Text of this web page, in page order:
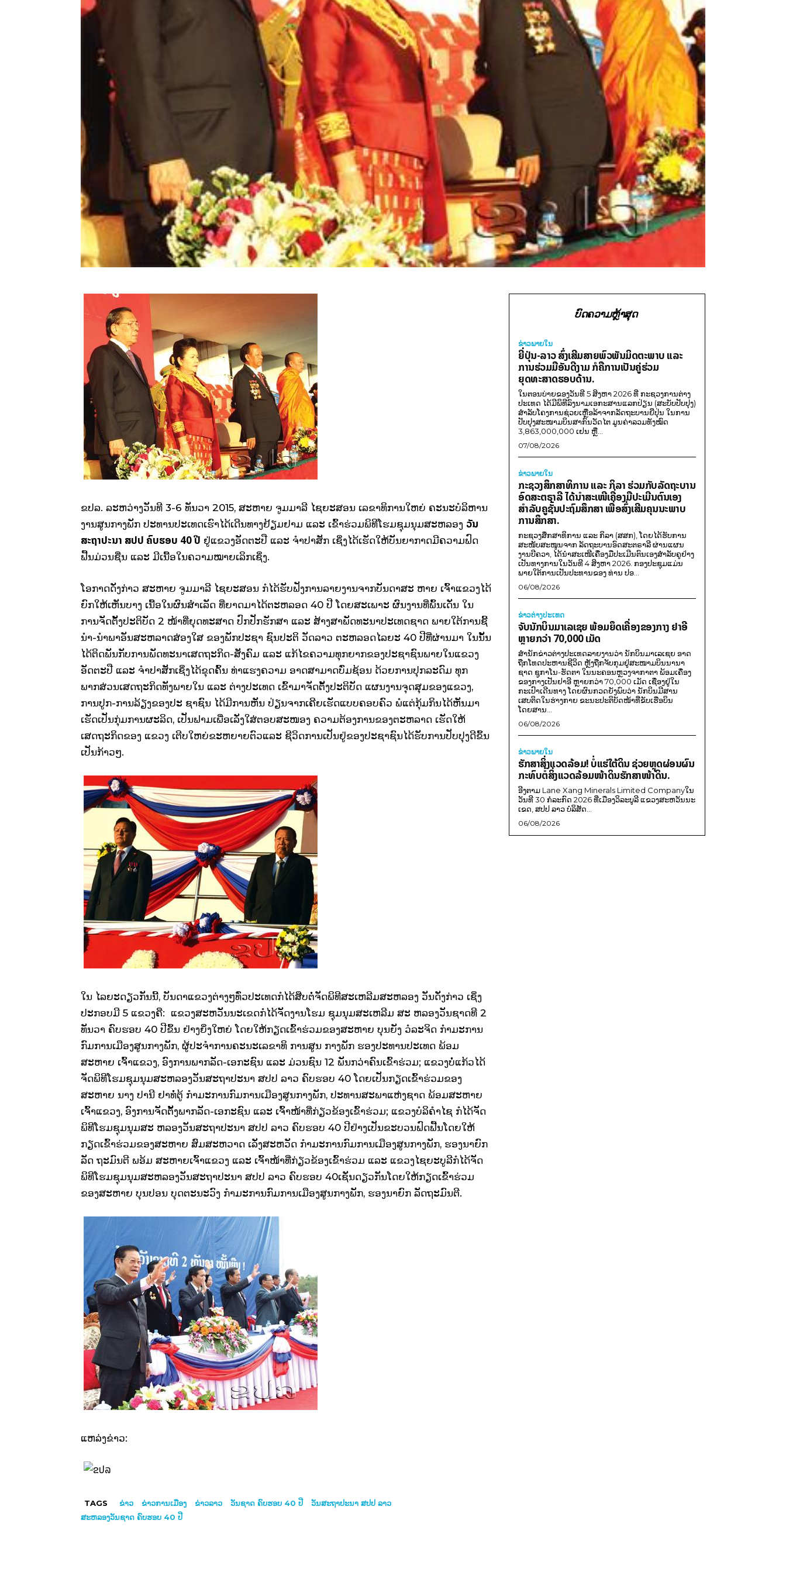
ຂປລ. ລະຫວ່າງ​ວັນ​ທີ 3-6 ທັນວາ 2015, ສະຫາຍ ຈູມ​ມາລີ ​ໄຊ​ຍະ​ສອນ ​ເລຂາທິການ​ໃຫຍ່ ຄະນະ​ບໍລິຫານ​
ງານ​ສູນ​ກາງ​ພັກ ປະທານ​ປະ​ເທດ​​ເຮົາ​ໄດ້​​​ເດີນທາງຢ້ຽມຢາມ ​ແລະ ເຂົ້າຮ່ວມພິທີ​ໂຮມ​ຊຸມນຸມ​ສະຫລອງ​ ວັນ​
ສະຖາປະນາ ສປປ ຄົບຮອບ 40 ປີ ຢູ່​ແຂວງ​ອັດ​ຕະປື ​ແລະ ຈໍາປາ​ສັກ ​ເຊິ່ງໄດ້ເຮັດໃຫ້ບັນຍາກາດມີຄວາມຟົດ
ຟື້ນມ່ວນຊື່ນ ແລະ ມີເນື້ອໃນຄວາມໝາຍເລິກເຊິ່ງ.
ໂອກາດ​ດັ່ງກ່າວ ສະຫາຍ ຈູມ​ມາລີ ​ໄຊ​ຍະ​ສອນ​ ກໍໄດ້​ຮັບ​ຟັງການ​ລາຍງານ​ຈາກບັນດາ​ສະ ຫາຍ ​ເຈົ້າ​ແຂວງ​ໄດ້​
ຍົກ​ໃຫ້​ເຫັນບາງ ​ເນື້ອ​ໃນຜົນ​ສໍາ​ເລັດ ​ທີ່​ຍາດ​ມາ​ໄດ້​ຕະຫລອດ 40 ປີ ​ໂດຍ​ສະ​ເພາະ ຜົນງານທີ່ພົ້ນເດັ່ນ ໃນ
ການຈັດຕັ້ງປະຕິບັດ 2 ໜ້າທີ່ຍຸດທະສາດ ປົກປັກຮັກສາ ແລະ ສ້າງສາພັດທະນາປະເທດຊາດ ພາຍໃຕ້ການຊີ້
ນໍາ-ນໍາພາອັນສະຫລາດສ່ອງໃສ ຂອງພັກປະຊາ ຊົນປະຕິ ວັດລາວ ຕະຫລອດໄລຍະ 40 ປີທີ່ຜ່ານມາ ​ໃນ​ນັ້ນ​
ໄດ້​ຕິດ​ພັນກັບການພັດທະນາເສດຖະກິດ-ສັງຄົມ ແລະ ແກ້ໄຂຄວາມທຸກຍາກຂອງປະຊາຊົນພາຍ​ໃນ​ແຂວງ
ອັດ​ຕະປື ​ແລະ ​ຈຳປາ​ສັກ​ເຊິ່ງ​ໄດ້ຂຸດຄົ້ນ ທ່າແຮງຄວາມ ອາດສາມາດບົ່ມຊ້ອນ ດ້ວຍການປຸກລະດົມ ທຸກ
ພາກສ່ວນເສດຖະກິດທັງພາຍໃນ ແລະ ຕ່າງປະເທດ ເຂົ້າມາຈັດຕັ້ງປະຕິບັດ ແຜນງານຈຸດສຸມຂອງແຂວງ,
ການປູກ-ການລ້ຽງຂອງປະ ຊາຊົນ ໄດ້ມີການຫັນ ປ່ຽນຈາກເຄີຍເຮັດແບບຄອບຄົວ ພໍ​ແຕ່​ກຸ້ມ​ກິນ​ໄດ້ຫັນມາ
ເຮັດເປັນກຸ່ມການ​ຜະລິດ, ເປັນຟາມ​ເພື່ອ​ເລັ່ງ​ໃສ່​ຕອບ​ສະໜອງ ຄວາມຕ້ອງການຂອງຕະຫລາດ ເຮັດໃຫ້
ເສດຖະກິດຂອງ ແຂວງ ເຕີບໃຫຍ່ຂະຫຍາຍຕົວ​ແລະ ຊີວິດ​ການ​ເປັນ​ຢູ່​ຂອງ​ປະຊາຊົນ​​ໄດ້​ຮັບ​ການ​ປັບປຸງດີ​ຂຶ້ນ​
ເປັນກ້າວໆ.
ໃນ ​ໄລຍະ​ດຽວ​ກັນ​ນີ້, ບັນດາ​ແຂວງ​ຕ່າງໆ​ທົ່ວ​ປະ​ເທດ​ກໍ​​ໄດ້​ສືບ​ຕໍ່​ຈັດ​ພິທີ​ສະ​ເຫລີ​ມສະຫລອງ​ ວັນ​ດັ່ງກ່າວ ​ເຊິ່ງ
ປະກອບ​ມີ 5 ​ແຂວງ​ຄື: ແຂວງສະຫວັນນະເຂດກໍໄດ້ຈັດງານໂຮມ ຊຸມນຸມສະເຫລີມ ສະ ຫລອງວັນຊາດທີ 2
ທັນວາ ຄົບຮອບ 40 ປີຂຶ້ນ ຢ່າງຍິ່ງໃຫຍ່ ໂດຍ​ໃຫ້​ກຽດ​ເຂົ້າ​ຮ່ວມ​ຂອງສະຫາຍ ບຸນຍັງ ວໍລະຈິດ ກຳມະການ
ກົມການເມືອງສູນກາງພັກ, ຜູ້ປະຈຳການຄະນະເລຂາທິ ການສູນ ກາງພັກ ຮອງປະທານປະເທດ ພ້ອມ
ສະຫາຍ ​ເຈົ້າ​ແຂວງ, ອົງການ​ພາກ​ລັດ-​ເອກະ​ຊົນ ​ແລະ ມ່ວນ​ຊົນ 12 ພັນ​ກວ່າ​ຄົນ​ເຂົ້າ​ຮ່ວມ; ແຂວງ​ບໍ່​ແກ້ວ​ໄດ້​
ຈັດ​ພິທີໂຮມ​ຊຸມນຸມ​ສະຫລອງວັນ​ສະຖາປະນາ​ ສປປ ລາວ​ ຄົບຮອບ 40 ​ ໂດຍ​ເປັນ​ກຽດ​ເຂົ້າ​ຮ່ວມ​ຂອງ
ສະຫາຍ ນາງ ປານີ ຢາ​ທໍ່​ຕູ້ ກໍາມະການ​ກົມ​ການ​ເມືອງ​ສູນ​ກາງພັກ, ປະທານ​ສະພາ​ແຫ່ງ​ຊາດ ພ້ອມ​ສະຫາຍ ​
ເຈົ້າ​ແຂວງ, ອົງການ​ຈັດ​ຕັ້ງ​ພາກ​ລັດ-​ເອກະ​ຊົນ ​ແລະ ​ເຈົ້າ​ໜ້າ​ທີ່​ກ່ຽວຂ້ອງ​ເຂົ້າ​ຮ່ວມ; ແຂວງ​ບໍລິ​ຄໍາ​ໄຊ​ ກໍ​ໄດ້​ຈັດ​
ພິທີໂຮມ​ຊຸມນຸມ​ສະ ຫລອງວັນ​ສະຖາປະນາ​ ສປປ ລາວ​ ຄົບຮອບ 40 ປີ​ຢ່າງ​ເປັນ​ຂະ​ບວນຟົດ​ຟື້ນ​ໂດຍ​ໃຫ້​
ກຽດ​ເຂົ້າ​ຮ່ວມ​ຂອງສະຫາຍ ສົມ​ສະຫວາດ ​ເລັ່ງສະຫວັດ ກໍາມະການ​ກົມ​ການ​ເມືອງ​ສູນ​ກາງ​ພັກ, ຮອງ​ນາຍົກ
ລັດ ຖະມົນຕີ ພອ້ມ ສະຫາຍ​ເຈົ້າ​ແຂວງ ​ແລະ ​ເຈົ້າ​ໜ້າ​ທີ່​ກ່ຽວຂ້ອງ​ເຂົ້າ​ຮ່ວມ ​ແລະ ​ແຂວງ​ໄຊ​ຍະ​ບູລີ​ກໍໄດ້​ຈັດ
ພິທີໂຮມ​ຊຸມນຸມ​ສະຫລອງວັນ​ສະຖາປະນາ​ ສປປ ລາວ​ ຄົບຮອບ 40​ເຊັ່ນ​ດຽວ​ກັນ​ໂດຍ​ໃຫ້​ກຽດ​ເຂົ້າ​ຮ່ວມ​
ຂອງສະຫາຍ ບຸນ​ປອນ ບຸດ​ຕະນະ​ວົງ ກໍາມະການ​ກົມ​ການ​ເມືອງ​ສູນ​ກາງພັກ, ຮອງ​ນາຍົກ ລັດຖະມົນຕີ.
ແຫລ່ງຂ່າວ:
TAGS ຂ່າວ ຂ່າວການເມືອງ ຂ່າວລາວ ວັນຊາດ ຄົບຮອບ 40 ປີ
ວັນສະຖາປະນາ ສປປ ລາວ
ສະຫລອງວັນຊາດ ຄົບຮອບ 40 ປີ
ບົດຄວາມຫຼ້າສຸດ
ຂ່າວພາຍ​ໃນ
ຍີ່ປຸ່ນ-ລາວ ສົ່ງເສີມສາຍພົວພັນມິດຕະພາບ ແລະ
ການຮ່ວມມືອັນດີງາມ ກໍຄືການເປັນຄູ່ຮ່ວມ
ຍຸດທະສາດຮອບດ້ານ.
ໃນຕອນບ່າຍຂອງວັນທີ 5 ສິງຫາ 2026 ທີ່ ກະຊວງການຕ່າງ
ປະເທດ ໄດ້ມີພິທີລົງນາມເອກະສານແລກປ່ຽນ (ສະບັບປັບປຸງ)
ສໍາລັບໂຄງການຊ່ວຍເຫຼືອລ້າຈາກລັດຖະບານຍີ່ປຸ່ນ ໃນການ
ປັບປຸງສະໜາມບິນສາກົນວັດໄຕ ມູນຄ່າລວມທັງໝົດ
3,863,000,000 ເຢນ ຫຼື...
07/08/2026
ຂ່າວພາຍ​ໃນ
ກະຊວງສຶກສາທິການ ແລະ ກິລາ ຮ່ວມກັບລັດຖະບານ
ອົດສະຕຣາລີ ໄດ້ນຳສະເໜີເຄື່ອງມືປະເມີນຕົນເອງ
ສຳລັບຄູຊັ້ນປະຖົມສຶກສາ ເພື່ອສົ່ງເສີມຄຸນນະພາບ
ການສຶກສາ.
ກະຊວງສຶກສາທິການ ແລະ ກິລາ (ສສກ), ໂດຍໄດ້ຮັບການ
ສະໜັບສະໜູນຈາກ ລັດຖະບານອົດສະຕຣາລີ ຜ່ານແຜນ
ງານບີຄວາ, ໄດ້ນຳສະເໜີເຄື່ອງມືປະເມີນຕົນເອງສຳລັບຄູຢ່າງ
ເປັນທາງການໃນວັນທີ 4 ສິງຫາ 2026. ກອງປະຊຸມແມ່ນ
ພາຍໃຕ້ການເປັນປະທານຂອງ ທ່ານ ປອ...
06/08/2026
ຂ່າວຕ່າງປະເທດ
ຈັບນັກບິນມາເລເຊຍ ພ້ອມຍຶດເຄື່ອງຂອງກາງ ຢາອີ
ຫຼາຍກວ່າ 70,000 ເມັດ
ສຳນັກຂ່າວຕ່າງປະເທດລາຍງານວ່າ ນັກບິນມາເລເຊຍ ອາດ
ຖືກໂທດປະຫານຊີວິດ ຫຼັງຖືກຈັບກຸມຢູ່ສະໜາມບິນນານາ
ຊາດ ຊູກາໂນ-ຮັດຕາ ໃນນະຄອນຫຼວງຈາກາຕາ ພ້ອມເຄື່ອງ
ຂອງກາງເປັນຢາອີ ຫຼາຍກວ່າ 70,000 ເມັດ ເຊື່ອງຢູ່ໃນ
ກະເປົາເດີນທາງ ໂດຍຜົນກວດຍັງພົບວ່າ ນັກບິນມີສານ
ເສບຕິດໃນຮ່າງກາຍ ຂະນະປະຕິບັດໜ້າທີ່ຂັບເຮືອບິນ
ໂດຍສານ...
06/08/2026
ຂ່າວພາຍ​ໃນ
ຮັກສາສິ່ງແວດລ້ອມ! ບໍ່ແຮ່ໃຕ້ດິນ ຊ່ວຍຫຼຸດຜ່ອນຜົນ
ກະທົບຕໍ່ສິ່ງແວດລ້ອມໜ້າດິນຮັກສາໜ້າດິນ.
ອີງຕາມ Lane Xang Minerals Limited Companyໃນ
ວັນທີ 30 ກໍລະກົດ 2026 ທີ່ເມືອງວິລະບູລີ ແຂວງສະຫວັນນະ
ເຂດ, ສປປ ລາວ ບໍລິສັດ...
06/08/2026